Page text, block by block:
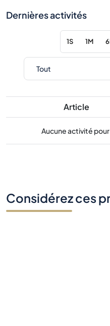
Dernières activités
1S 1M
Article
Aucune activité
Considérez ces